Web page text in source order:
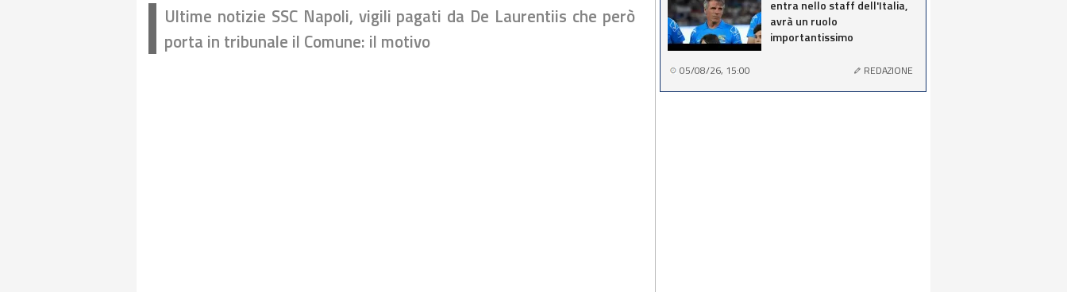
Ultime notizie SSC Napoli, vigili pagati da De Laurentiis che però
porta in tribunale il Comune: il motivo
entra nello staff dell'Italia,
avrà un ruolo
importantissimo
05/08/26, 15:00 REDAZIONE